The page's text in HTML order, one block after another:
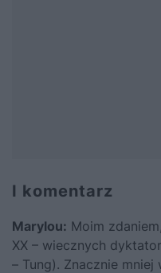
I komentarz
Marylou: Moim
XX – wiecznych
– Tung). Znacznie